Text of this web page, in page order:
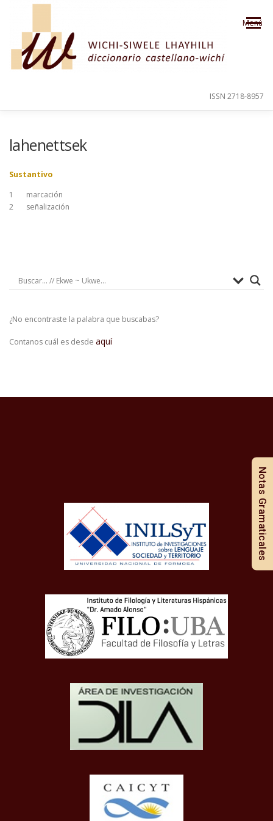
Saltar al contenido
Menú
ORDEN ALFABÉTICO
ISSN 2718-8957
lahenettsek
Sustantivo
1
marcación
2
señalización
¿No encontraste la palabra que buscabas?
Contanos cuál es desde aquí
Notas Gramaticales